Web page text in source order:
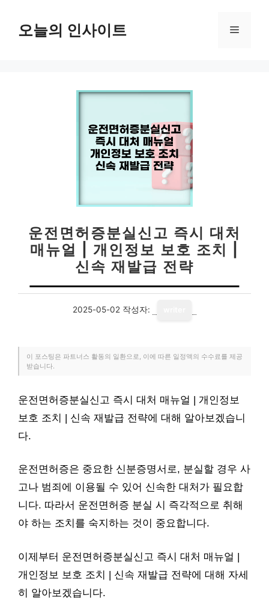
오늘의 인사이트 메
운전면허증분실신고 즉시 대처
매뉴얼 | 개인정보 보호 조치 |
신속 재발급 전략
2025-05-02 작성자:
이 포스팅은 파트너스 활동의 일환으로, 이에 따른 일정액의 수수료를 제공
받습니다.
운전면허증분실신고 즉시 대처 매뉴얼 | 개인정보
보호 조치 | 신속 재발급 전략에 대해 알아보겠습니
다.
운전면허증은 중요한 신분증명서로, 분실할 경우 사
고나 범죄에 이용될 수 있어 신속한 대처가 필요합
니다. 따라서 운전면허증 분실 시 즉각적으로 취해
야 하는 조치를 숙지하는 것이 중요합니다.
이제부터 운전면허증분실신고 즉시 대처 매뉴얼 |
개인정보 보호 조치 | 신속 재발급 전략에 대해 자세
히 알아보겠습니다.